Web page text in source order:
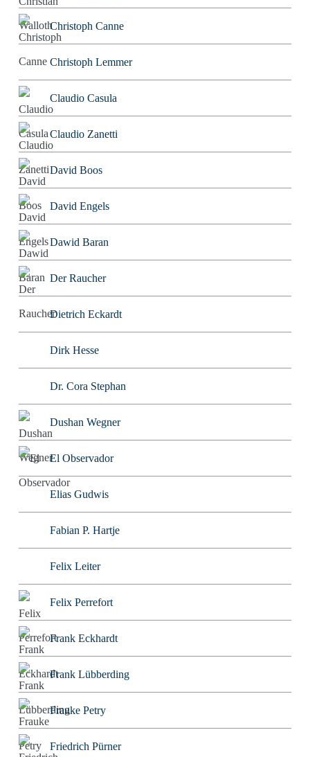
Christoph Canne
Christoph Lemmer
Claudio Casula
Claudio Zanetti
David Boos
David Engels
Dawid Baran
Der Raucher
Dietrich Eckardt
Dirk Hesse
Dr. Cora Stephan
Dushan Wegner
El Observador
Elias Gudwis
Fabian P. Hartje
Felix Leiter
Felix Perrefort
Frank Eckhardt
Frank Lübberding
Frauke Petry
Friedrich Pürner